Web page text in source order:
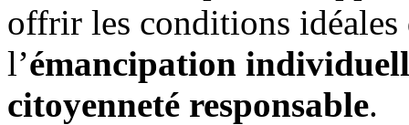
offrir les conditions idéales
l’émancipation
citoyenneté responsable.